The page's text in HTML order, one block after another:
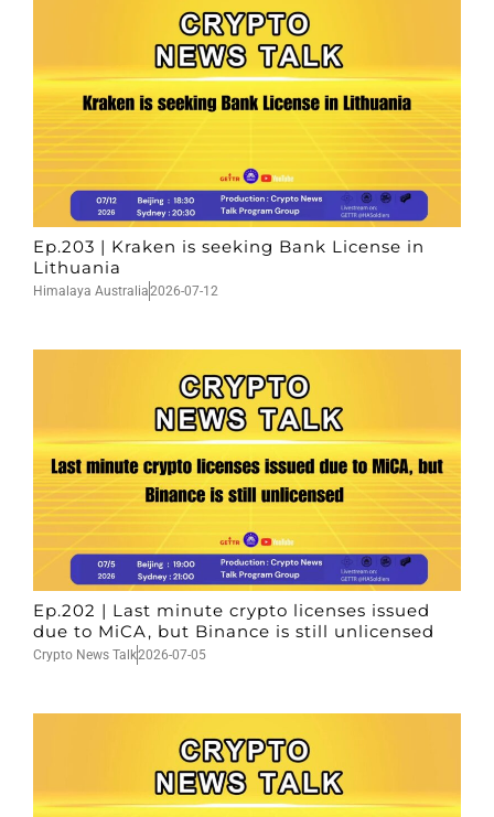
Ep.203 | Kraken is seeking Bank License in
Lithuania
Himalaya Australia2026-07-12
Ep.202 | Last minute crypto licenses issued
due to MiCA, but Binance is still unlicensed
Crypto News Talk2026-07-05